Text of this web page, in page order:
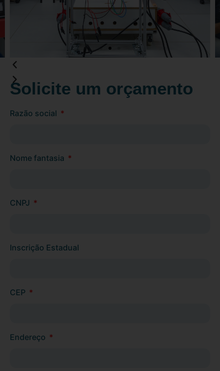
Solicite um orçamento
Razão social
Nome fantasia
CNPJ
Inscrição Estadual
CEP
Endereço